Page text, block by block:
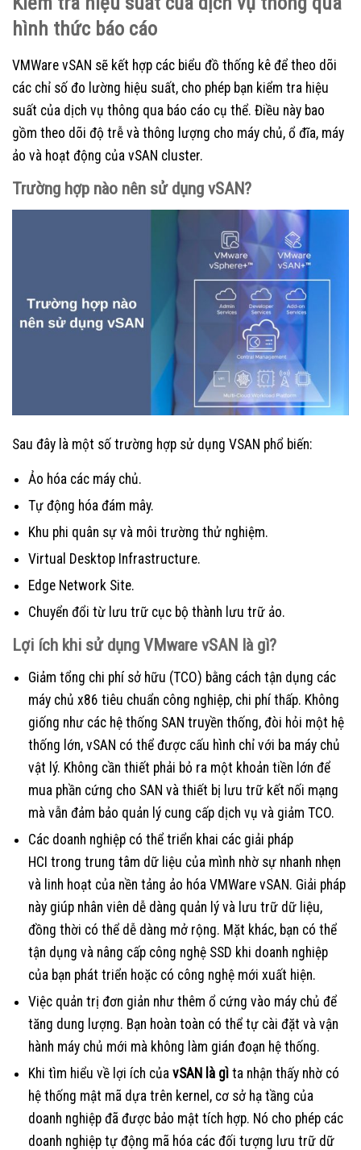
hình thức báo cáo
VMWare vSAN sẽ kết hợp các biểu đồ thống kê để theo dõi
các chỉ số đo lường hiệu suất, cho phép bạn kiểm tra hiệu
suất của dịch vụ thông qua báo cáo cụ thể. Điều này bao
gồm theo dõi độ trễ và thông lượng cho máy chủ, ổ đĩa, máy
ảo và hoạt động của vSAN cluster.
Trường hợp nào nên sử dụng vSAN?
Sau đây là một số trường hợp sử dụng VSAN phổ biến:
Ảo hóa các máy chủ.
Tự động hóa đám mây.
Khu phi quân sự và môi trường thử nghiệm.
Virtual Desktop Infrastructure.
Edge Network Site.
Chuyển đổi từ lưu trữ cục bộ thành lưu trữ ảo.
Lợi ích khi sử dụng VMware vSAN là gì?
Giảm tổng chi phí sở hữu (TCO) bằng cách tận dụng các
máy chủ x86 tiêu chuẩn công nghiệp, chi phí thấp. Không
giống như các hệ thống SAN truyền thống, đòi hỏi một hệ
thống lớn, vSAN có thể được cấu hình chỉ với ba máy chủ
vật lý. Không cần thiết phải bỏ ra một khoản tiền lớn để
mua phần cứng cho SAN và thiết bị lưu trữ kết nối mạng
mà vẫn đảm bảo quản lý cung cấp dịch vụ và giảm TCO.
Các doanh nghiệp có thể triển khai các giải pháp
HCI trong trung tâm dữ liệu của mình nhờ sự nhanh nhẹn
và linh hoạt của nền tảng ảo hóa VMWare vSAN. Giải pháp
này giúp nhân viên dễ dàng quản lý và lưu trữ dữ liệu,
đồng thời có thể dễ dàng mở rộng. Mặt khác, bạn có thể
tận dụng và nâng cấp công nghệ SSD khi doanh nghiệp
của bạn phát triển hoặc có công nghệ mới xuất hiện.
Việc quản trị đơn giản như thêm ổ cứng vào máy chủ để
tăng dung lượng. Bạn hoàn toàn có thể tự cài đặt và vận
hành máy chủ mới mà không làm gián đoạn hệ thống.
Khi tìm hiểu về lợi ích của vSAN là gì ta nhận thấy nhờ có
hệ thống mật mã dựa trên kernel, cơ sở hạ tầng của
doanh nghiệp đã được bảo mật tích hợp. Nó cho phép các
doanh nghiệp tự động mã hóa các đối tượng lưu trữ dữ